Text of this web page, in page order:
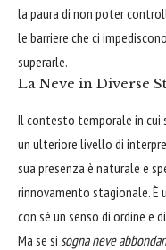
la paura di non poter
le barriere che ci
superarle.
La Neve in Diverse
Il contesto temporale in cui
un ulteriore livello di
sua presenza è naturale e
rinnovamento stagionale. È
con sé un senso di ordine e
Ma se si sogna neve